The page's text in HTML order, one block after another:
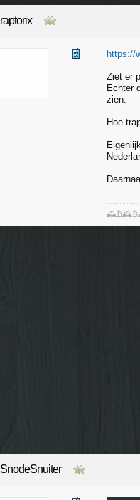
raptorix
https://
Ziet er
Echter
zien.
Hoe
SnodeSnuiter